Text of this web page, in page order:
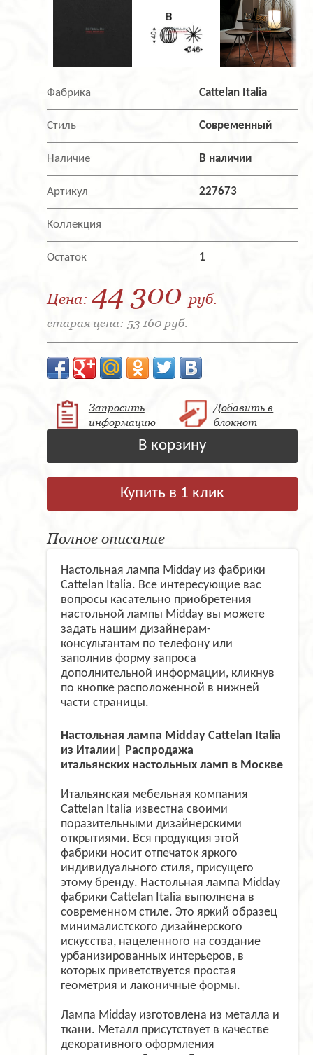
Фабрика Cattelan Italia
Стиль Современный
Наличие В наличии
Артикул 227673
Коллекция
Остаток 1
Цена: 44 300 руб.
старая цена: 53 160 руб.
Запросить
информацию
Добавить в
блокнот
В корзину
Купить в 1 клик
Полное описание
Настольная лампа Midday из фабрики
Cattelan Italia. Все интересующие вас
вопросы касательно приобретения
настольной лампы Midday вы можете
задать нашим дизайнерам-
консультантам по телефону или
заполнив форму запроса
дополнительной информации, кликнув
по кнопке расположенной в нижней
части страницы.
Настольная лампа Midday Cattelan Italia
из Италии| Распродажа
итальянских настольных ламп в Москве
Итальянская мебельная компания
Cattelan Italia известна своими
поразительными дизайнерскими
открытиями. Вся продукция этой
фабрики носит отпечаток яркого
индивидуального стиля, присущего
этому бренду. Настольная лампа Midday
фабрики Cattelan Italia выполнена в
современном стиле. Это яркий образец
минималистского дизайнерского
искусства, нацеленного на создание
урбанизированных интерьеров, в
которых приветствуется простая
геометрия и лаконичные формы.
Лампа Midday изготовлена из металла и
ткани. Металл присутствует в качестве
декоративного оформления